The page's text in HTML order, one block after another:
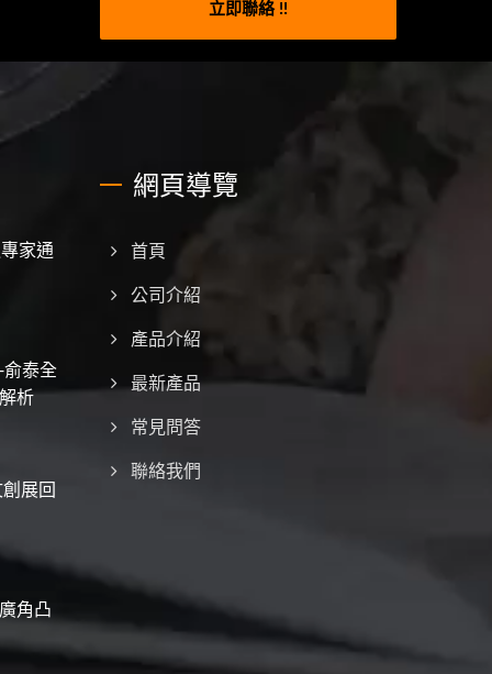
立即聯絡 !!
家通
泰全
析
展回
角凸
網頁導覽
首頁
公司介紹
產品介紹
最新產品
常見問答
聯絡我們